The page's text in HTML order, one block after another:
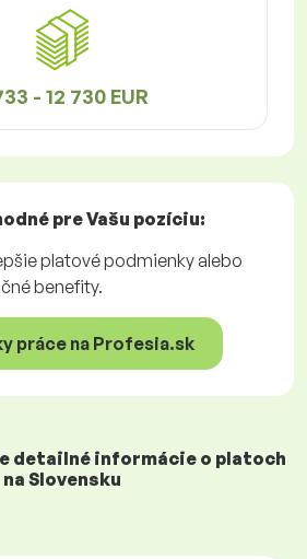
- 12 730 EUR
pre Vašu pozíciu:
platové podmienky alebo
benefity.
práce na Profesia.sk
detailné informácie o platoch
na Slovensku